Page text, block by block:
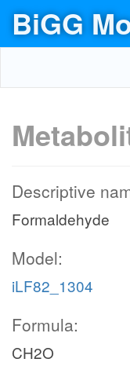
BiGG
Descriptive
Formaldehyde
Model:
iLF82_1304
Formula:
CH2O